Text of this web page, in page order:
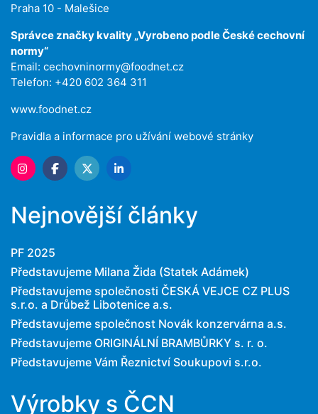
Praha 10 - Malešice
Správce značky kvality „Vyrobeno podle České cechovní
normy“
Email: cechovninormy@foodnet.cz
Telefon: +420 602 364 311
www.foodnet.cz
Pravidla a informace pro užívání webové stránky
Nejnovější články
PF 2025
Představujeme Milana Žida (Statek Adámek)
Představujeme společnosti ČESKÁ VEJCE CZ PLUS
s.r.o. a Drůbež Libotenice a.s.
Představujeme společnost Novák konzervárna a.s.
Představujeme ORIGINÁLNÍ BRAMBŮRKY s. r. o.
Představujeme Vám Řeznictví Soukupovi s.r.o.
Výrobky s ČCN